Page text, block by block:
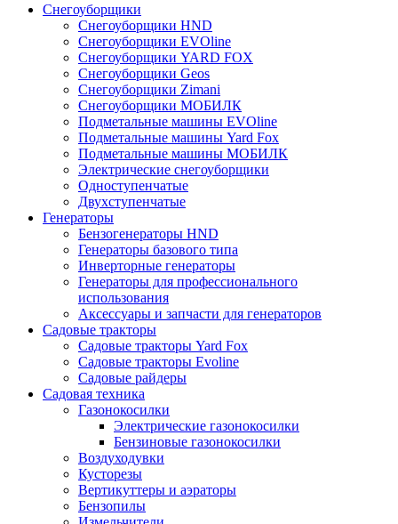
Снегоуборщики
Снегоуборщики HND
Снегоуборщики EVOline
Снегоуборщики YARD FOX
Снегоуборщики Geos
Снегоуборщики Zimani
Снегоуборщики МОБИЛК
Подметальные машины EVOline
Подметальные машины Yard Fox
Подметальные машины МОБИЛК
Электрические снегоуборщики
Одноступенчатые
Двухступенчатые
Генераторы
Бензогенераторы HND
Генераторы базового типа
Инверторные генераторы
Генераторы для профессионального
использования
Аксессуары и запчасти для генераторов
Садовые тракторы
Садовые тракторы Yard Fox
Садовые тракторы Evoline
Садовые райдеры
Садовая техника
Газонокосилки
Электрические газонокосилки
Бензиновые газонокосилки
Воздуходувки
Кусторезы
Вертикуттеры и аэраторы
Бензопилы